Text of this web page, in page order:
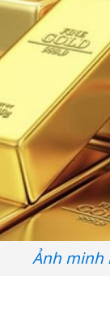
Ảnh minh